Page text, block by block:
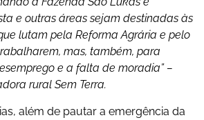
e outras áreas sejam destinadas às
lutam pela Reforma Agrária e pelo
mas, também, para
e a falta de moradia” –
rural Sem Terra.
além de pautar a emergência da